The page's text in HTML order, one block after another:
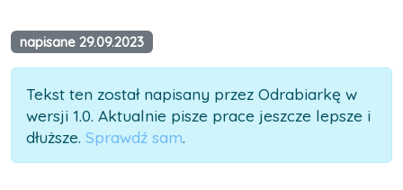
napisane 29.09.2023
Tekst ten został napisany przez Odrabiarkę w
wersji 1.0. Aktualnie pisze prace jeszcze lepsze i
dłuższe. Sprawdź sam.